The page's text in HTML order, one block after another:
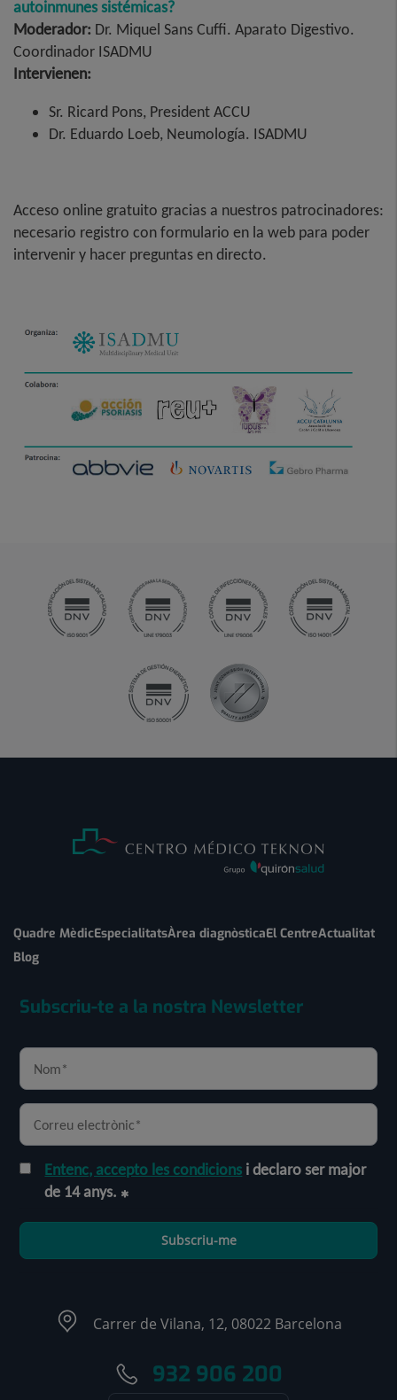
autoinmunes sistémicas?
Moderador: Dr. Miquel Sans Cuffi. Aparato Digestivo.
Coordinador ISADMU
Intervienen:
Sr. Ricard Pons, President ACCU
Dr. Eduardo Loeb, Neumología. ISADMU
Acceso online gratuito gracias a nuestros patrocinadores:
necesario registro con formulario en la web para poder
intervenir y hacer preguntas en directo.
Quadre MèdicEspecialitatsÀrea diagnòsticaEl CentreActualitat
Blog
Subscriu-te a la nostra Newsletter
Entenc, accepto les condicions i declaro ser major
de 14 anys.
Subscriu-me
Carrer de Vilana, 12, 08022 Barcelona
932 906 200